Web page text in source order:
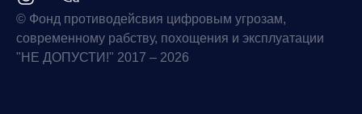
© Фонд противодейсвия цифровым угрозам,
современному рабству, похощения и эксплуатации
"НЕ ДОПУСТИ!" 2017 – 2026